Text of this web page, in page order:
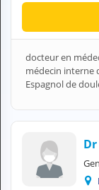
Health
Pharmacy
Medical
docteur en
médecin interne
Espagnol de